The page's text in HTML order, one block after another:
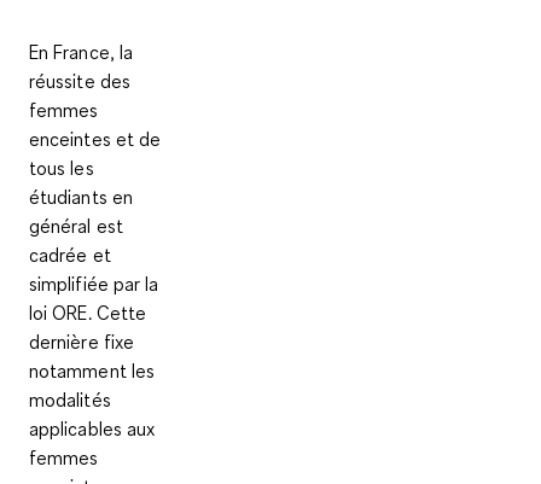
En France, la
réussite des
femmes
enceintes et de
tous les
étudiants en
général est
cadrée et
simplifiée par la
loi ORE. Cette
dernière fixe
notamment les
modalités
applicables aux
femmes